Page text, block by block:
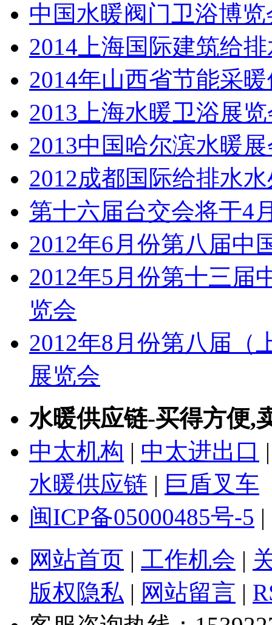
中国水暖阀门卫浴博览
2014上海国际建筑给
2014年山西省节能采
2013上海水暖卫浴展
2013中国哈尔滨水暖
2012成都国际给排水
第十六届台交会将于4
2012年6月份第八届中
2012年5月份第十三届
览会
2012年8月份第八届（
展览会
水暖供应链-买得方便,
中太机构 | 中太进出口
水暖供应链 | 巨盾叉车
闽ICP备05000485号-5
网站首页 | 工作机会 |
版权隐私 | 网站留言 |